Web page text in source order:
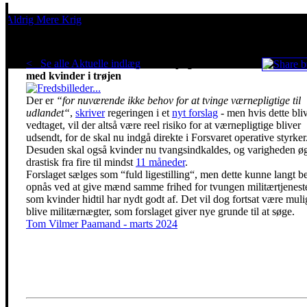
Aldrig Mere Krig
< Se alle Aktuelle indlæg
med kvinder i trøjen
Der er “for nuværende ikke behov for at tvinge værnepligtige til
udlandet“, skriverregeringen i et nyt forslag - men hvis dette
vedtaget, vil der altså være reel risiko for at værnepligtige bliver
udsendt, for de skal nu indgå direkte i Forsvaret operative styrker.
Desuden skal også kvinder nu tvangsindkaldes, og varigheden
drastisk fra fire til mindst 11 måneder.
Forslaget sælges som “fuld ligestilling“, men dette kunne langt
opnås ved at give mænd samme frihed for tvungen
som kvinder hidtil har nydt godt af. Det vil dog fortsat være
blive militærnægter, som forslaget giver nye grunde til at søge.
Tom Vilmer Paamand - marts 2024